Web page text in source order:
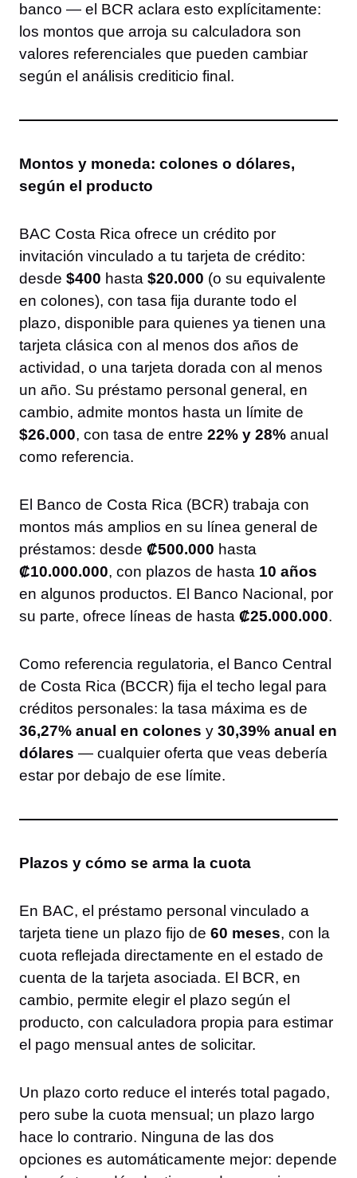
banco — el BCR aclara esto explícitamente:
los montos que arroja su calculadora son
valores referenciales que pueden cambiar
según el análisis crediticio final.
Montos y moneda: colones o dólares,
según el producto
BAC Costa Rica ofrece un crédito por
invitación vinculado a tu tarjeta de crédito:
desde $400 hasta $20.000 (o su equivalente
en colones), con tasa fija durante todo el
plazo, disponible para quienes ya tienen una
tarjeta clásica con al menos dos años de
actividad, o una tarjeta dorada con al menos
un año. Su préstamo personal general, en
cambio, admite montos hasta un límite de
$26.000, con tasa de entre 22% y 28% anual
como referencia.
El Banco de Costa Rica (BCR) trabaja con
montos más amplios en su línea general de
préstamos: desde ₡500.000 hasta
₡10.000.000, con plazos de hasta 10 años
en algunos productos. El Banco Nacional, por
su parte, ofrece líneas de hasta ₡25.000.000.
Como referencia regulatoria, el Banco Central
de Costa Rica (BCCR) fija el techo legal para
créditos personales: la tasa máxima es de
36,27% anual en colones y 30,39% anual en
dólares — cualquier oferta que veas debería
estar por debajo de ese límite.
Plazos y cómo se arma la cuota
En BAC, el préstamo personal vinculado a
tarjeta tiene un plazo fijo de 60 meses, con la
cuota reflejada directamente en el estado de
cuenta de la tarjeta asociada. El BCR, en
cambio, permite elegir el plazo según el
producto, con calculadora propia para estimar
el pago mensual antes de solicitar.
Un plazo corto reduce el interés total pagado,
pero sube la cuota mensual; un plazo largo
hace lo contrario. Ninguna de las dos
opciones es automáticamente mejor: depende